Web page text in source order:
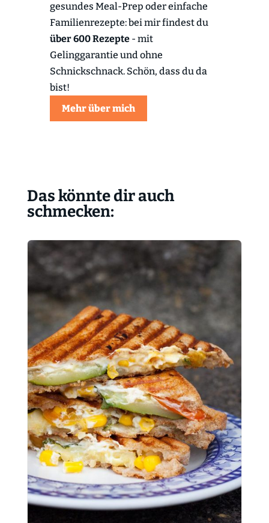
gesundes Meal-Prep oder einfache
Familienrezepte: bei mir findest du
über 600 Rezepte- mit
Gelinggarantie und ohne
Schnickschnack. Schön, dass du da
bist!
Mehr über mich
Das könnte dir auch
schmecken: